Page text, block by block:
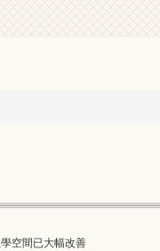
空間已大幅改善